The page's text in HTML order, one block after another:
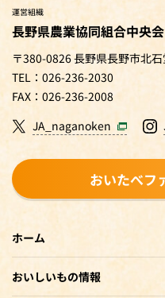
運営組織
長野県農業協同組合中央会
〒380-0826 長野県長野市北
TEL：026-236-2030
FAX：026-236-2008
JA_naganoken
おいたべフ
ホーム
おいしいもの情報